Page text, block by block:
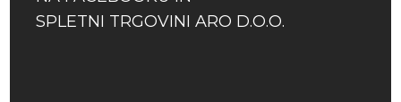
SPLETNI TRGOVINI ARO D.O.O.